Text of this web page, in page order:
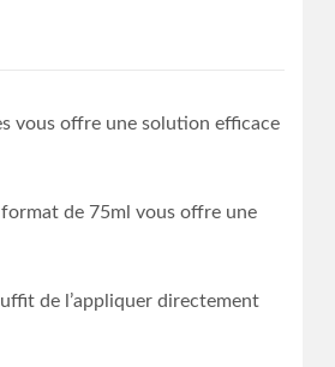
vous offre une solution efficace
de 75ml vous offre une
de l’appliquer directement